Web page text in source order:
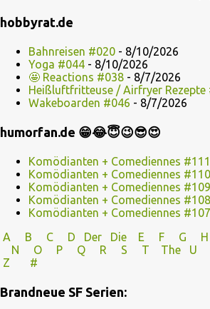
hobbyrat.de
Bahnreisen #020 - 8/10/2026
Yoga #044 - 8/10/2026
🤩 Reactions #038 - 8/7/2026
Heißluftfritteuse / Airfryer Rezepte
Wakeboarden #046 - 8/7/2026
humorfan.de 😁😂😇😉😎😍
Komödianten + Comediennes #111
Komödianten + Comediennes #110
Komödianten + Comediennes #109
Komödianten + Comediennes #108
Komödianten + Comediennes #107
A
B C D Der Die E F G H
N
O P Q R S T The U
Z
#
Brandneue SF Serien: